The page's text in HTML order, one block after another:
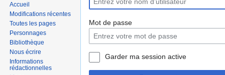
la
navigation
la
recherche
Mot de passe
Garder ma session active
Accueil
Modifications récentes
Toutes les pages
Personnages
Bibliothèque
Nous écrire
Informations
rédactionnelles